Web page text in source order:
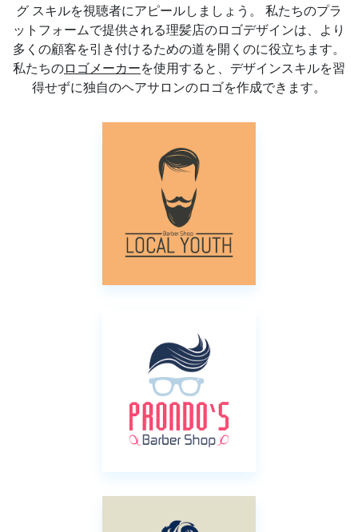
グ スキルを視聴者にアピールしましょう。 私たちのプラ
ットフォームで提供される理髪店のロゴデザインは、より
多くの顧客を引き付けるための道を開くのに役立ちます。
私たちのロゴメーカーを使用すると、デザインスキルを習
得せずに独自のヘアサロンのロゴを作成できます。